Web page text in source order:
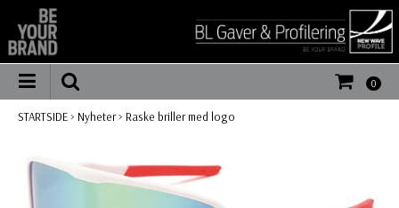
0
STARTSIDE> Nyheter> Raske briller med logo